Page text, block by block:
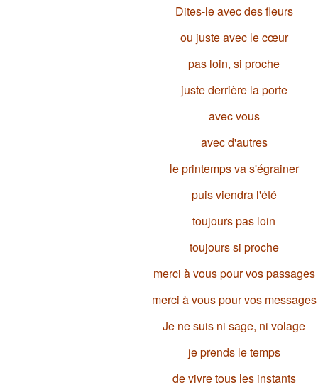
Dites-le avec des fleurs
ou juste avec le cœur
pas loin, si proche
juste derrière la porte
avec vous
avec d'autres
le printemps va s'égrainer
puis viendra l'été
toujours pas loin
toujours si proche
merci à vous pour vos passages
merci à vous pour vos messages
Je ne suis ni sage, ni volage
je prends le temps
de vivre tous les instants